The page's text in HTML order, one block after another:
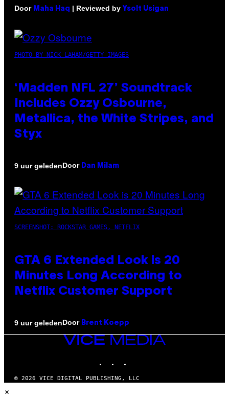
Door Maha Haq | Reviewed by Ysolt Usigan
PHOTO BY NICK LAHAM/GETTY IMAGES
‘Madden NFL 27’ Soundtrack
Includes Ozzy Osbourne,
Metallica, the White Stripes, and
Styx
9 uur geledenDoor Dan Milam
SCREENSHOT: ROCKSTAR GAMES, NETFLIX
GTA 6 Extended Look is 20
Minutes Long According to
Netflix Customer Support
9 uur geledenDoor Brent Koepp
VICE
© 2026 VICE DIGITAL PUBLISHING, LLC
×